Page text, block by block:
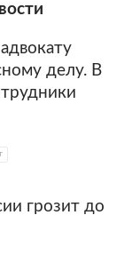
делу. В
грозит до